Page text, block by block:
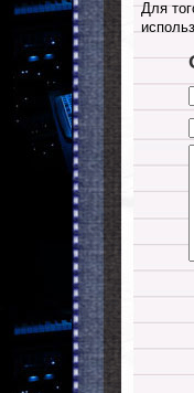
Для